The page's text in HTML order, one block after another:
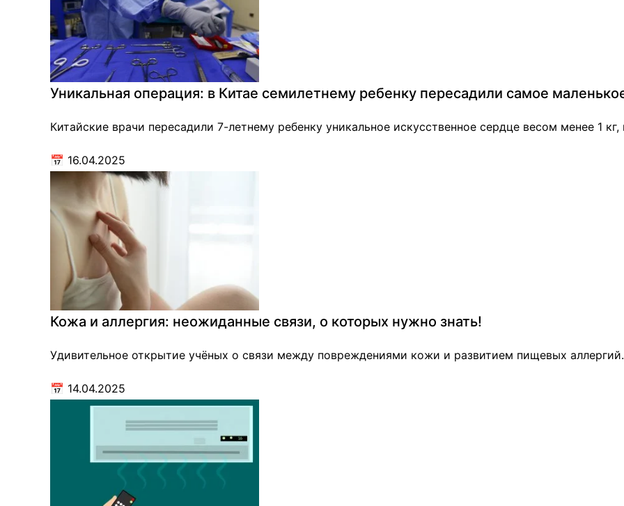
Уникальная операция: в Китае семилетнему ребенку пересадили самое
Китайские врачи пересадили 7-летнему ребенку уникальное искусственное сердце весом менее 1
📅 16.04.2025
Кожа и аллергия: неожиданные связи, о которых нужно знать!
Удивительное открытие учёных о связи между повреждениями кожи и развитием пищевых
📅 14.04.2025